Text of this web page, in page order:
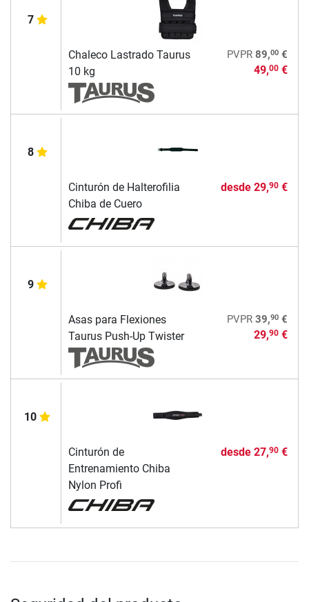
7
Chaleco Lastrado Taurus
10 kg
PVPR 89,00€
49,00€
8
Cinturón de Halterofilia
Chiba de Cuero
desde 29,90€
9
Asas para Flexiones
Taurus Push-Up Twister
PVPR 39,90€
29,90€
10
Cinturón de
Entrenamiento Chiba
Nylon Profi
desde 27,90€